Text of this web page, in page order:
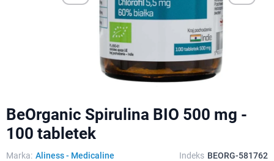
BeOrganic Spirulina BIO 500 mg -
100 tabletek
Marka: Aliness - Medicaline Indeks BEORG-581762